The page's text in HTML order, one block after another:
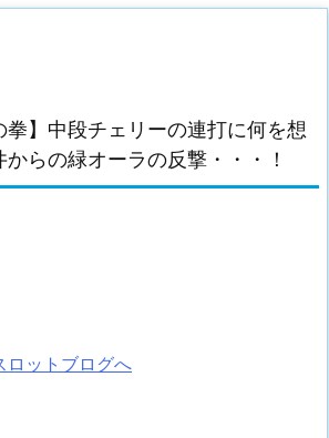
拳】中段チェリーの連打に何を想
らの緑オーラの反撃・・・！